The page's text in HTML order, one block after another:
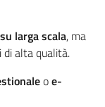
larga scala, ma
di alta qualità.
oe-